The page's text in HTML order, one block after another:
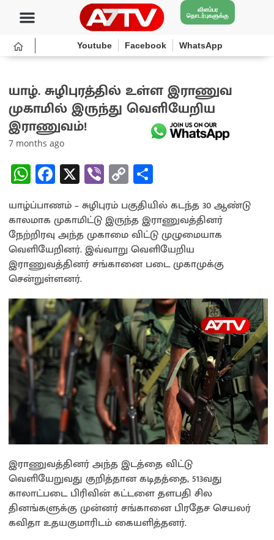
விளம்பர
தொடர்புகளுக்கு
Youtube Facebook WhatsApp
யாழ். சுழிபுரத்தில் உள்ள இராணுவ
முகாமில் இருந்து வெளியேறிய
இராணுவம்!
7 months ago
W
h
at
sA
p
p
Fa
ce
b
o
o
k
X Vi
b
er
C
o
py
Li
n
k
h
ar
e
யாழ்ப்பாணம் – சுழிபுரம் பகுதியில் கடந்த 30 ஆண்டு
காலமாக முகாமிட்டு இருந்த இராணுவத்தினர்
நேற்றிரவு அந்த முகாமை விட்டு முழுமையாக
வெளியேறினர். இவ்வாறு வெளியேறிய
இராணுவத்தினர் சங்கானை படை முகாமுக்கு
சென்றுள்ளனர்.
இராணுவத்தினர் அந்த இடத்தை விட்டு
வெளியேறுவது குறித்தான கடிதத்தை, 513வது
காலாட்படை பிரிவின் கட்டளை தளபதி சில
தினங்களுக்கு முன்னர் சங்கானை பிரதேச செயலர்
கவிதா உதயகுமாரிடம் கையளித்தனர்.